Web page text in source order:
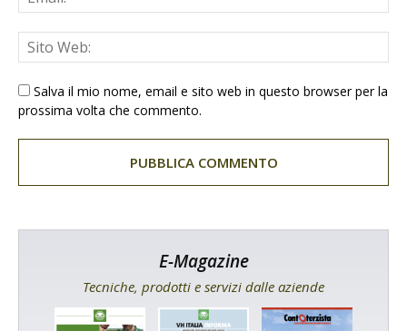
Salva il mio nome, email e sito web in questo browser per la
prossima volta che commento.
E-Magazine
Tecniche, prodotti e servizi dalle aziende